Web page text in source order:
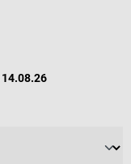
14.08.26